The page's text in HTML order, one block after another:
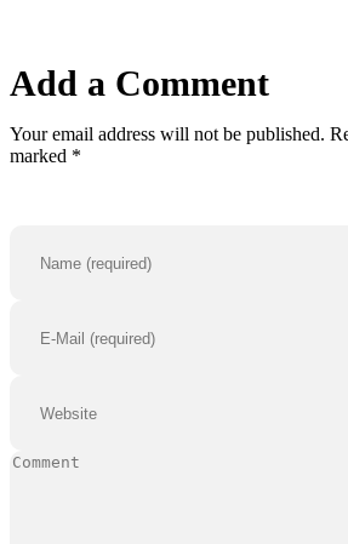
Add a Comment
Your email address will not be published.
marked *